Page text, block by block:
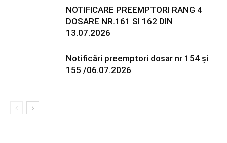
NOTIFICARE PREEMPTORI RANG 4
DOSARE NR.161 SI 162 DIN
13.07.2026
Notificări preemptori dosar nr 154 și
155 /06.07.2026